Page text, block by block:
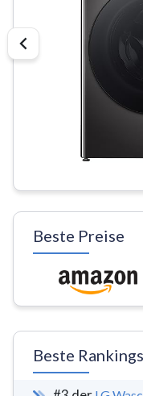
Beste Preise
Beste Rankings